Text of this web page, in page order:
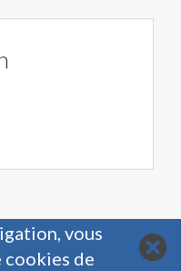
vous
de